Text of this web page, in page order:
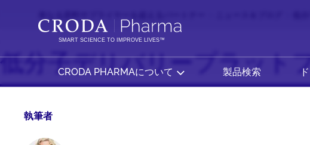
ツ
を
を
ス
SMART SCIENCE TO IMPROVE LIVES™
CRODA PHARMAについて 製品検索
低分子デリバリープラット
執筆者